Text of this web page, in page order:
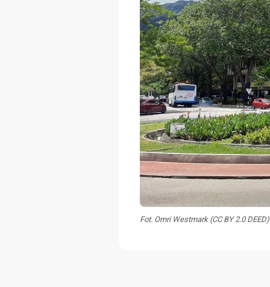
Fot. Omri Westmark (CC BY 2.0 DEED)